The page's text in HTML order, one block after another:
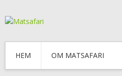
HEM OM MATSAFARI